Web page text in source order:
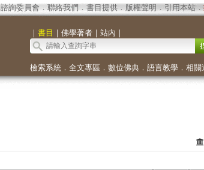
諮詢委員會 ． 聯絡我們 ． 書目提供． 版權聲明． 引用本站．
｜ 書目 ｜ 佛學著者｜ 站內 ｜
檢索系統． 全文專區 ． 數位佛典． 語言教學． 相關